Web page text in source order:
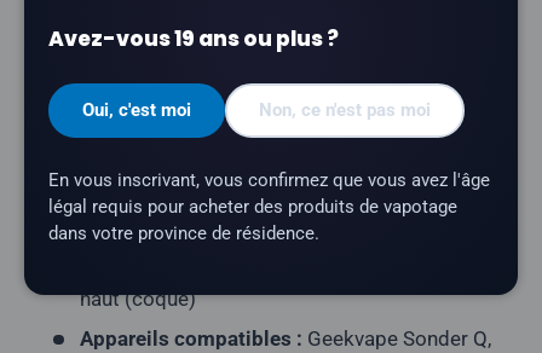
rechargeable Pod de rechange vide – à remplir
Capacité en e-liquide :3 ml par capsule
Résistance de la résistance :maillage intégré
(non remplaçable)
haut (coque)
Appareils compatibles : Geekvape Sonder Q,
Avez-vous 19 ans ou plus ?
Oui, c'est moi Non, ce n'est pas moi
En vous inscrivant, vous confirmez que vous avez l'âge
légal requis pour acheter des produits de vapotage
dans votre province de résidence.